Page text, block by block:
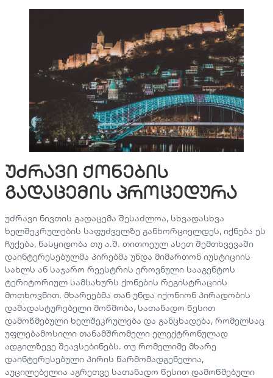
უძრავი ქონების
გადაცემის პროცედურა
უძრავი ნივთის გადაცემა შესაძლოა, სხვადასხვა
ხელშეკრულების საფუძველზე განხორციელდეს, იქნება ეს
ჩუქება, ნასყიდობა თუ ა.შ. თითოეულ ასეთ შემთხვევაში
დაინტერესებულმა პირებმა უნდა მიმართონ იუსტიციის
სახლს ან საჯარო რეესტრის ეროვნული სააგენტოს
ტერიტორიულ სამსახურს ქონების რეგისტრაციის
მოთხოვნით. მხარეებმა თან უნდა იქონიონ პირადობის
დამადასტურებელი მოწმობა, სათანადო წესით
დამოწმებული ხელშეკრულება და განცხადება, რომელსაც
უფლებამოსილი თანამშრომელი ელექტრონულად
ადგილზევე შეავსებინებს. თუ რომელიმე მხარე
დაინტერესებული პირის წარმომადგენელია,
აუცილებელია აგრეთვე სათანადო წესით დამოწმებული